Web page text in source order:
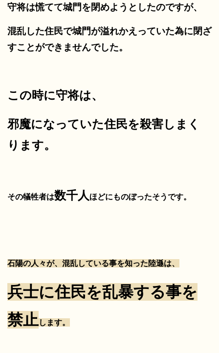
守将は慌てて城門を閉めようとしたのですが、
混乱した住民で城門が溢れかえっていた為に閉ざ
すことができませんでした。
この時に守将は、
邪魔になっていた住民を殺害しまく
ります。
その犠牲者は数千人 ほどにものぼったそうです。
石陽の人々が、混乱している事を知った陸遜は、
兵士に住民を乱暴する事を
禁止します。